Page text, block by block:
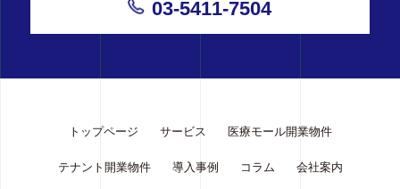
03-5411-7504
トップページ サービス 医療モール開業物件
テナント開業物件 導入事例 コラム 会社案内